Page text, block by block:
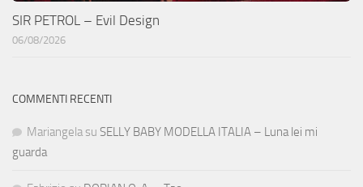
SIR PETROL – Evil Design
06/08/2026
COMMENTI RECENTI
Mariangela su SELLY BABY MODELLA ITALIA – Luna lei mi
guarda